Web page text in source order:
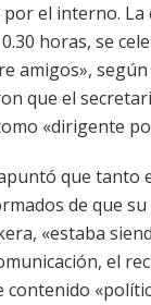
el interno. La
horas, se
amigos»,
que el
«dirigente
que tanto
de que su
«estaba
el